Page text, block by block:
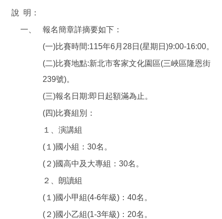
說 明：
一、
報名簡章詳摘要如下：
(一)比賽時間:115年6月28日(星期日)9:00-16:00。
(二)比賽地點:新北市客家文化園區(三峽區隆恩街
239號)。
(三)報名日期:即日起額滿為止。
(四)比賽組別：
１、演講組
(１)國小組：30名。
(２)國高中及大專組：30名。
２、朗讀組
(１)國小甲組(4-6年級)：40名。
(２)國小乙組(1-3年級)：20名。